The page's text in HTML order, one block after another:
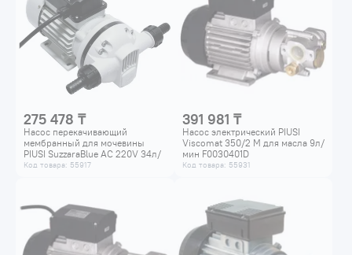
275 478 ₸
Насос перекачивающий
мембранный для мочевины
PIUSI SuzzaraBlue AC 220V 34л/
мин F00203090
Код товара: 55917
391 981 ₸
Насос электрический PIUSI
Viscomat 350/2 M для масла 9л/
мин F0030401D
Код товара: 55931